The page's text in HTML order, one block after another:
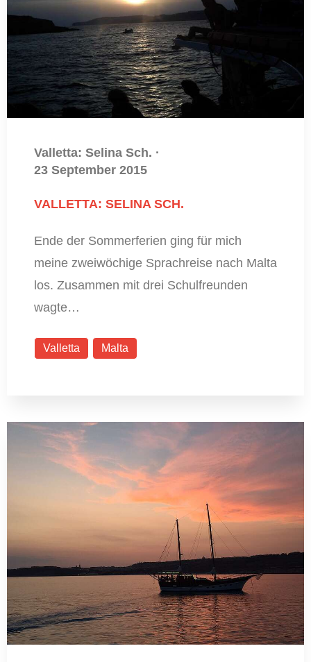
Valletta: Selina Sch. ·
23 September 2015
VALLETTA: SELINA SCH.
Ende der Sommerferien ging für mich
meine zweiwöchige Sprachreise nach Malta
los. Zusammen mit drei Schulfreunden
wagte…
Valletta Malta